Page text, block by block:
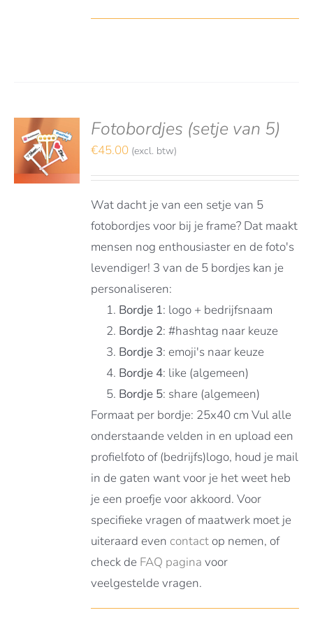
Fotobordjes (setje van 5)
€45.00 (excl. btw)
Wat dacht je van een setje van 5
fotobordjes voor bij je frame? Dat maakt
mensen nog enthousiaster en de foto's
levendiger! 3 van de 5 bordjes kan je
personaliseren:
Bordje 1: logo + bedrijfsnaam
Bordje 2: #hashtag naar keuze
Bordje 3: emoji's naar keuze
Bordje 4: like (algemeen)
Bordje 5: share (algemeen)
Formaat per bordje: 25x40 cm Vul alle
onderstaande velden in en upload een
profielfoto of (bedrijfs)logo, houd je mail
in de gaten want voor je het weet heb
je een proefje voor akkoord. Voor
specifieke vragen of maatwerk moet je
uiteraard even contactop nemen, of
check de FAQ pagina voor
veelgestelde vragen.